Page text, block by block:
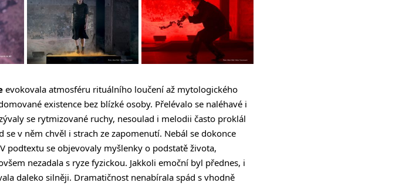
evokovala atmosféru rituálního loučení až mytologického
existence bez blízké osoby. Přelévalo se naléhavé i
se rytmizované ruchy, nesoulad i melodii často proklál
se v něm chvěl i strach ze zapomenutí. Nebál se dokonce
podtextu se objevovaly myšlenky o podstatě života,
nezadala s ryze fyzickou. Jakkoli emoční byl přednes, i
daleko silněji. Dramatičnost nenabírala spád s vhodně